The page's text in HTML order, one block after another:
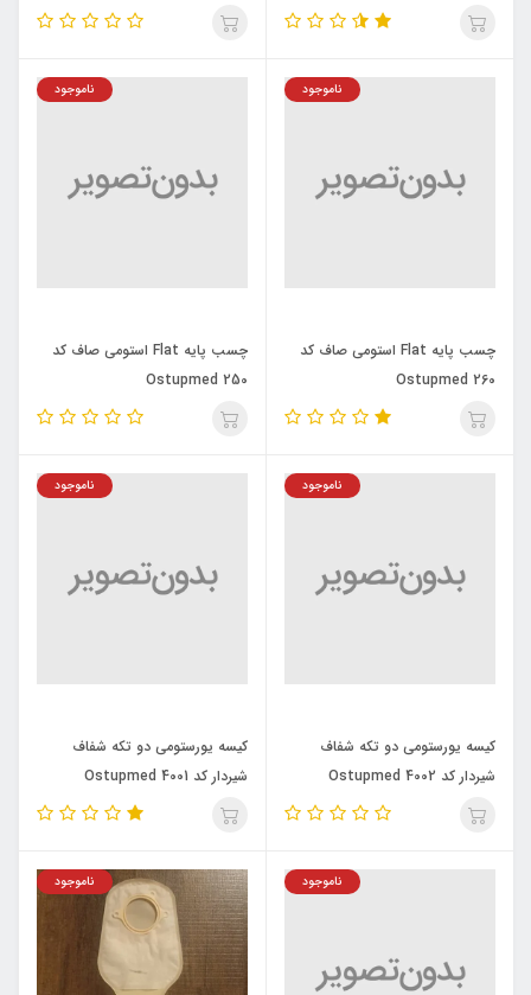
ناموجود
چسب پایه Flat استومی صاف کد
260 Ostupmed
ناموجود
چسب پایه Flat استومی صاف کد
250 Ostupmed
ناموجود
کیسه یورستومی دو تکه شفاف
شیردار کد 4002 Ostupmed
ناموجود
کیسه یورستومی دو تکه شفاف
شیردار کد 4001 Ostupmed
ناموجود ناموجود